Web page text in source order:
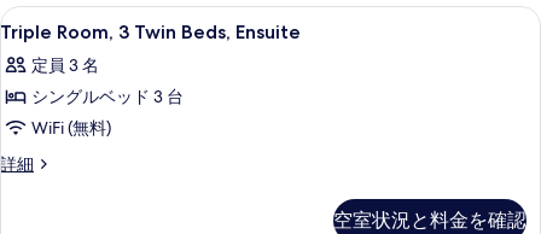
べ
て
の
写
真
を
Shared
Bathroom
詳
細
Triple
Room,
3
Twin
Beds,
Ensuite
セーフティボックス (室内)、デスク
9
Triple Room, 3 Twin Beds, Ensuite
定員 3 名
シングルベッド 3 台
WiFi (無料)
詳細
Triple
空室状況と料金を確認